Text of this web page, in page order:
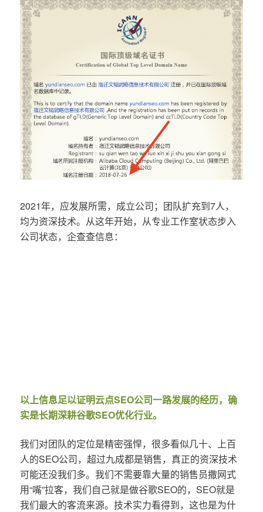
2021年，应发展所需，成立公司；团队扩充到7人，
均为资深技术。从这年开始，从专业工作室状态步入
公司状态，企查查信息：
以上信息足以证明云点SEO公司一路发展的经历，确
实是长期深耕谷歌SEO优化行业。
我们对团队的定位是精密强悍，很多看似几十、上百
人的SEO公司，超过九成都是销售，真正的资深技术
可能还没我们多。我们不需要靠大量的销售员撒网式
用“嘴”拉客，我们自己就是做谷歌SEO的，SEO就是
我们最大的客流来源。技术实力看得到，这也是为什